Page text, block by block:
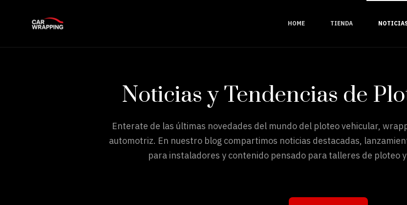
HOME TIENDA
Noticias y Tendencias de
Enterate de las últimas novedades del mundo del ploteo vehicular,
automotriz. En nuestro blog compartimos noticias destacadas,
para instaladores y contenido pensado para talleres de ploteo